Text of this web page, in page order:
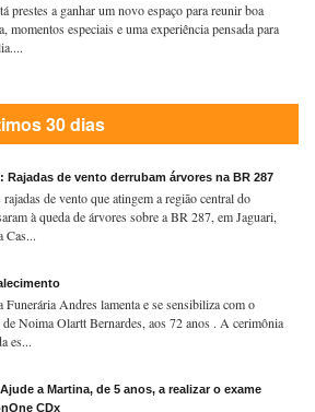
prestes a ganhar um novo espaço para reunir boa
momentos especiais e uma experiência pensada para
30 dias
Rajadas de vento derrubam árvores na BR 287
de vento que atingem a região central do
à queda de árvores sobre a BR 287, em Jaguari,
Cas...
Funerária Andres lamenta e se sensibiliza com o
de Noima Olartt Bernardes, aos 72 anos . A cerimônia
es...
a Martina, de 5 anos, a realizar o exame
CDx